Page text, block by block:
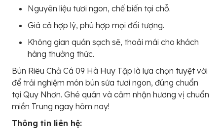
Nguyên liệu tươi ngon, chế biến tại chỗ.
Giá cả hợp lý, phù hợp mọi đối tượng.
Không gian quán sạch sẽ, thoải mái cho khách
hàng thưởng thức.
Bún Riêu Chả Cá 09 Hà Huy Tập là lựa chọn tuyệt vời
để trải nghiệm món bún sứa tươi ngon, đúng chuẩn
tại Quy Nhơn. Ghé quán và cảm nhận hương vị chuẩn
miền Trung ngay hôm nay!
Thông tin liên hệ: